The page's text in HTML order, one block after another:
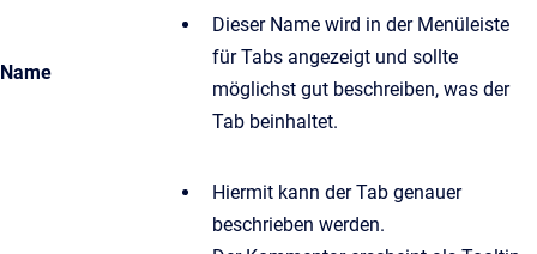
Name
Dieser Name wird in der Menüleiste
für Tabs angezeigt und sollte
möglichst gut beschreiben, was der
Tab beinhaltet.
Hiermit kann der Tab genauer
beschrieben werden.